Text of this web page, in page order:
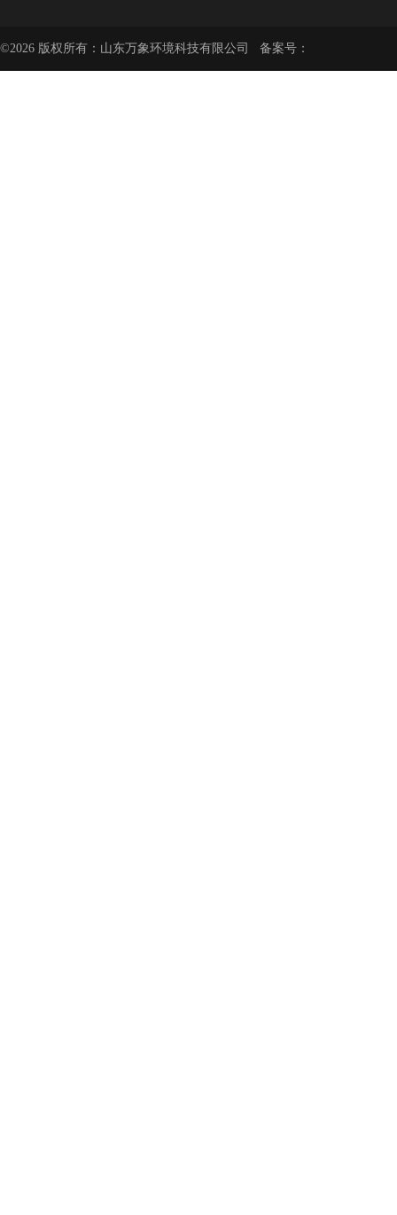
©2026 版权所有：山东万象环境科技有限公司 备案号：